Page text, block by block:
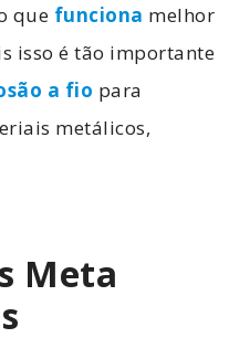
que funciona melhor
isso é tão importante
a fio para
metálicos,
Meta